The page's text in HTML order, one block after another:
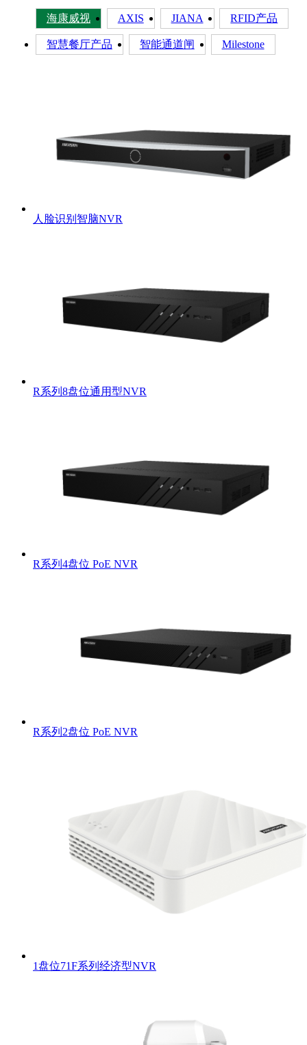
海康威视 AXIS JIANA RFID产品
智慧餐厅产品 智能通道闸 Milestone
人脸识别智脑NVR
R系列8盘位通用型NVR
R系列4盘位 PoE NVR
R系列2盘位 PoE NVR
1盘位71F系列经济型NVR